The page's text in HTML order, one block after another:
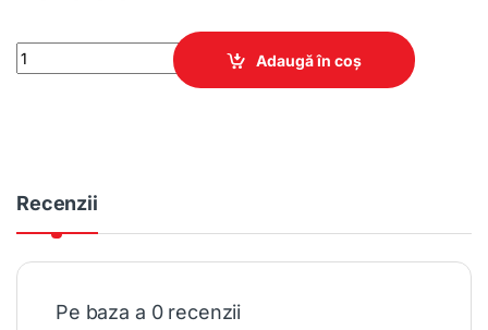
Bucătărie Basalt quantity
Adaugă în coș
Recenzii
Pe baza a 0 recenzii